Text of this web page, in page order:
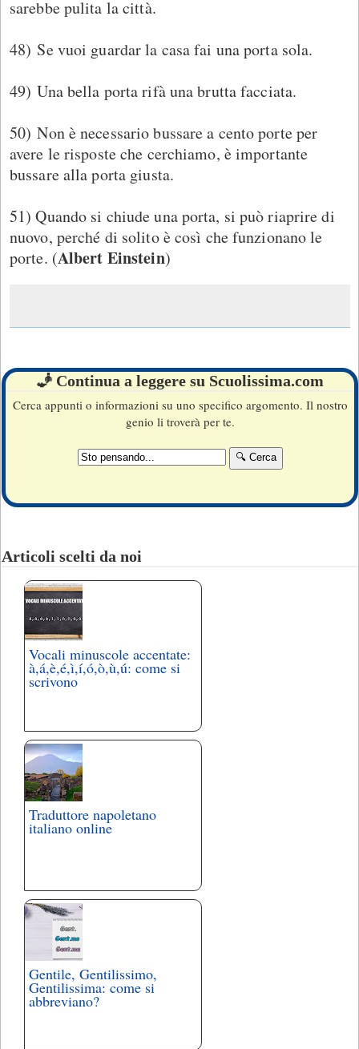
sarebbe pulita la città.
48) Se vuoi guardar la casa fai una porta sola.
49) Una bella porta rifà una brutta facciata.
50) Non è necessario bussare a cento porte per
avere le risposte che cerchiamo, è importante
bussare alla porta giusta.
51) Quando si chiude una porta, si può riaprire di
nuovo, perché di solito è così che funzionano le
porte. (Albert Einstein)
🧞 Continua a leggere su Scuolissima.com
Cerca appunti o informazioni su uno specifico argomento. Il nostro
genio li troverà per te.
Articoli scelti da noi
Vocali minuscole accentate:
à,á,è,é,ì,í,ó,ò,ù,ú: come si
scrivono
Traduttore napoletano
italiano online
Gentile, Gentilissimo,
Gentilissima: come si
abbreviano?